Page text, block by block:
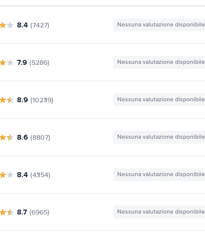
8.4 (7427) Nessuna valutazione disponibile
7.9 (5286) Nessuna valutazione disponibile
8.9 (10239) Nessuna valutazione disponibile
8.6 (8807) Nessuna valutazione disponibile
8.4 (4354) Nessuna valutazione disponibile
8.7 (6965) Nessuna valutazione disponibile